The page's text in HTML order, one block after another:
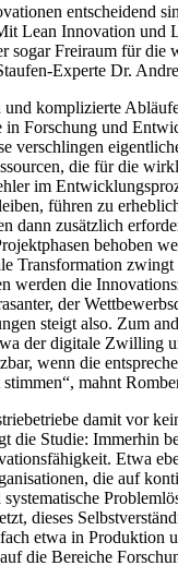
entscheidend
Lean Innovation und
sogar Freiraum für die
Experte Dr.
und komplizierte
in Forschung und
verschlingen
die für die
im
führen zu
dann zusätzlich
behoben
Transformation
werden die
der
steigt also. Zum
der digitale Zwilling
wenn die
mahnt
damit vor
die Studie: Immerhin
Etwa
die auf
dieses
etwa in Produktion
die Bereiche